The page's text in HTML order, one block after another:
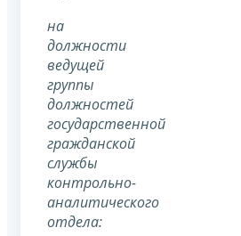
на
должности
ведущей
группы
должностей
государственной
гражданской
службы
контрольно-
аналитического
отдела: